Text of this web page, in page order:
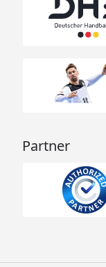
Partner